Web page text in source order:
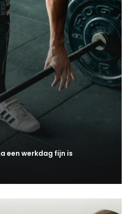
een werkdag fijn is